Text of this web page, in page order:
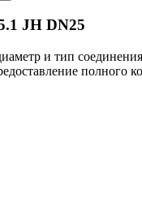
JH DN25
и тип
полного